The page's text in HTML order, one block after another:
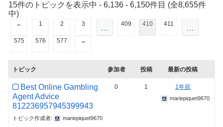
15件のトピックを表示中 - 6,136 - 6,150件目 (全8,655件
中)
← 1 2 3 … 409 410 411 …
575 576 577 →
トピック 参加者 投稿 最新の投稿
Best Online Gambling
Agent Advice
812236957945399943
トピック作成者: mariepiquet9670
0 1 1年前
mariepiquet9670